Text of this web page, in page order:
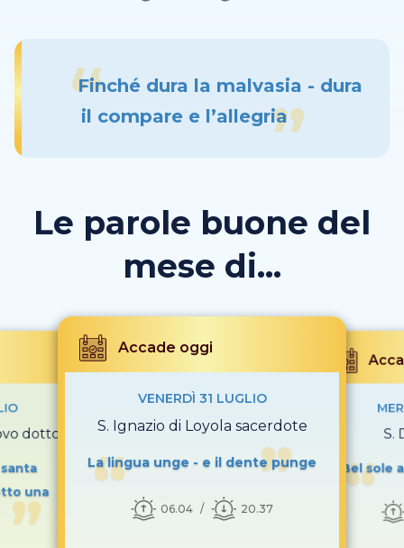
Finché dura la malvasia - dura
il compare e l’allegria
Le parole buone del
mese di...
dottore
una
Accade oggi
VENERDÌ 31 LUGLIO
S. Ignazio di Loyola sacerdote
La lingua unge - e il dente punge
06.04 20.37
S.
Bel sole